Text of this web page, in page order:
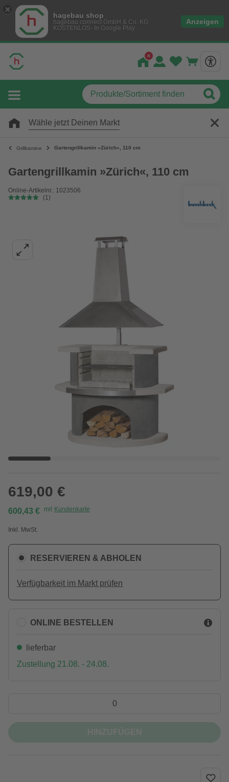
hagebau shop
hagebau connect GmbH & Co. KG
KOSTENLOS- In Google Play
Anzeigen
Wähle jetzt Deinen Markt
Grillkamine Gartengrillkamin »Zürich«, 110 cm
Gartengrillkamin »Zürich«, 110 cm
Online-Artikelnr.: 1023506
(1)
619,00 €
600,43 € mit Kundenkarte
Inkl. MwSt.
RESERVIEREN & ABHOLEN
Verfügbarkeit im Markt prüfen
ONLINE BESTELLEN
lieferbar
Zustellung 21.08. - 24.08.